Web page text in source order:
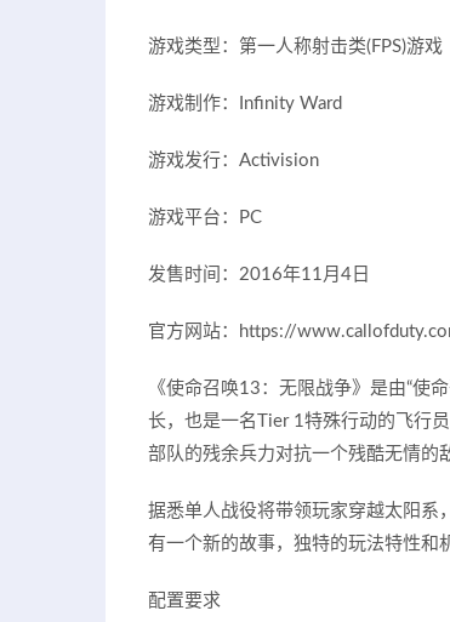
游戏类型：第一人称射击类(FPS)游戏
游戏制作：Infinity Ward
游戏发行：Activision
游戏平台：PC
发售时间：2016年11月4日
官方网站：https://
《使命召唤13：无限战争》是由“使
长，也是一名Tier 1特殊行动的飞行
部队的残余兵力对抗一个残酷无情的
据悉单人战役将带领玩家穿越太阳系
有一个新的故事，独特的玩法特性和
配置要求